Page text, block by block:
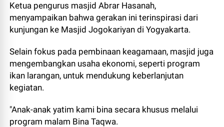
Ketua pengurus masjid Abrar Hasanah,
menyampaikan bahwa gerakan ini terinspirasi dari
kunjungan ke Masjid Jogokariyan di Yogyakarta.
Selain fokus pada pembinaan keagamaan, masjid juga
mengembangkan usaha ekonomi, seperti program
ikan larangan, untuk mendukung keberlanjutan
kegiatan.
"Anak-anak yatim kami bina secara khusus melalui
program malam Bina Taqwa.